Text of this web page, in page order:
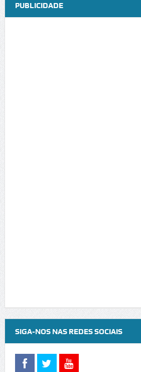
PUBLICIDADE
SIGA-NOS NAS REDES SOCIAIS